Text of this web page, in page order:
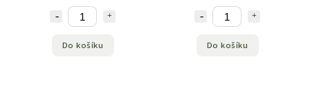
Do košíku Do košíku